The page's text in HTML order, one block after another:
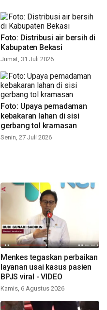
Foto: Distribusi air bersih di
Kabupaten Bekasi
Jumat, 31 Juli 2026
Foto: Upaya pemadaman
kebakaran lahan di sisi
gerbang tol kramasan
Senin, 27 Juli 2026
Menkes tegaskan perbaikan
layanan usai kasus pasien
BPJS viral - VIDEO
Kamis, 6 Agustus 2026